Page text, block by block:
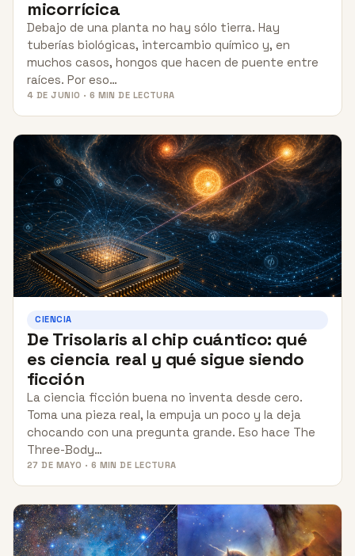
micorrícica
Debajo de una planta no hay sólo tierra. Hay
tuberías biológicas, intercambio químico y, en
muchos casos, hongos que hacen de puente entre
raíces. Por eso…
4 DE JUNIO · 6 MIN DE LECTURA
CIENCIA
De Trisolaris al chip cuántico: qué
es ciencia real y qué sigue siendo
ficción
La ciencia ficción buena no inventa desde cero.
Toma una pieza real, la empuja un poco y la deja
chocando con una pregunta grande. Eso hace The
Three-Body…
27 DE MAYO · 6 MIN DE LECTURA